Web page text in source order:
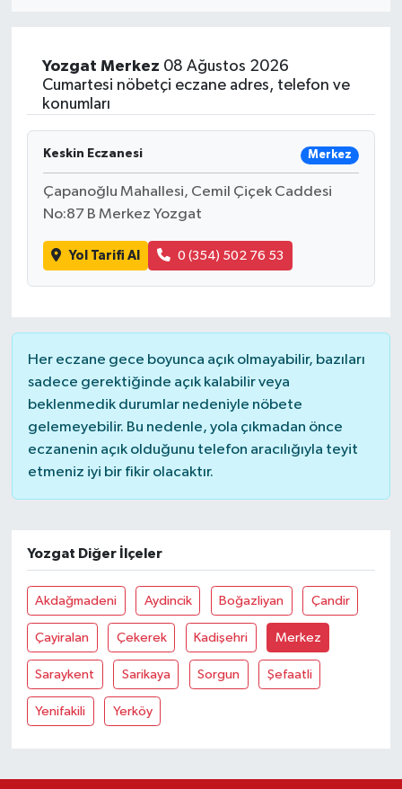
Yozgat Merkez 08 Ağustos 2026
Cumartesi nöbetçi eczane adres, telefon ve
konumları
Keskin Eczanesi Merkez
Çapanoğlu Mahallesi, Cemil Çiçek Caddesi
No:87 B Merkez Yozgat
Yol Tarifi Al 0 (354) 502 76 53
Her eczane gece boyunca açık olmayabilir, bazıları
sadece gerektiğinde açık kalabilir veya
beklenmedik durumlar nedeniyle nöbete
gelemeyebilir. Bu nedenle, yola çıkmadan önce
eczanenin açık olduğunu telefon aracılığıyla teyit
etmeniz iyi bir fikir olacaktır.
Yozgat Diğer İlçeler
Akdağmadeni Aydincik Boğazliyan Çandir
Çayiralan Çekerek Kadişehri Merkez
Saraykent Sarikaya Sorgun Şefaatli
Yenifakili Yerköy